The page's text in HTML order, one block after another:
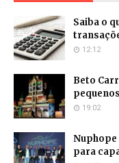
Saiba o
12:12
Beto
19:02
Nuphope
para